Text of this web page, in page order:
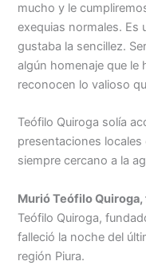
mucho y le
exequias normales. Es
gustaba la sencillez.
algún homenaje que le
reconocen lo valioso
Teófilo Quiroga solía
presentaciones
siempre cercano a la
Murió Teófilo
Teófilo Quiroga,
falleció la noche del
región Piura.